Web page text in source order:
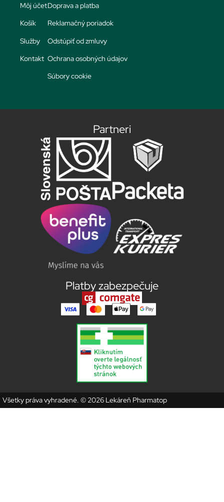
Môj účet
Košík
Služby
Kontakt
Doprava a platba
Reklamačný poriadok
Odstúpiť od zmluvy
Ochrana osobných údajov
Súbory cookie
Partneri
Platby zabezpečuje
Všetky práva vyhradené. © 2026 Lekáreň Pharmatop